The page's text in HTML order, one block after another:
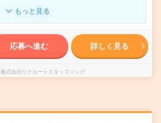
もっと見る
応募へ進む 詳しく見る
株式会社リクルートスタッフィング